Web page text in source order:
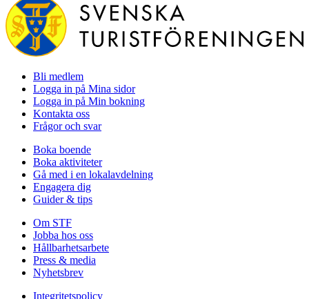
Bli medlem
Logga in på Mina sidor
Logga in på Min bokning
Kontakta oss
Frågor och svar
Boka boende
Boka aktiviteter
Gå med i en lokalavdelning
Engagera dig
Guider & tips
Om STF
Jobba hos oss
Hållbarhetsarbete
Press & media
Nyhetsbrev
Integritetspolicy